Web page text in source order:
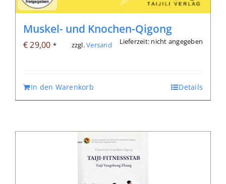
Muskel- und Knochen-Qigong
€29,00 * zzgl.Versand Lieferzeit: nicht angegeben
In den Warenkorb Details